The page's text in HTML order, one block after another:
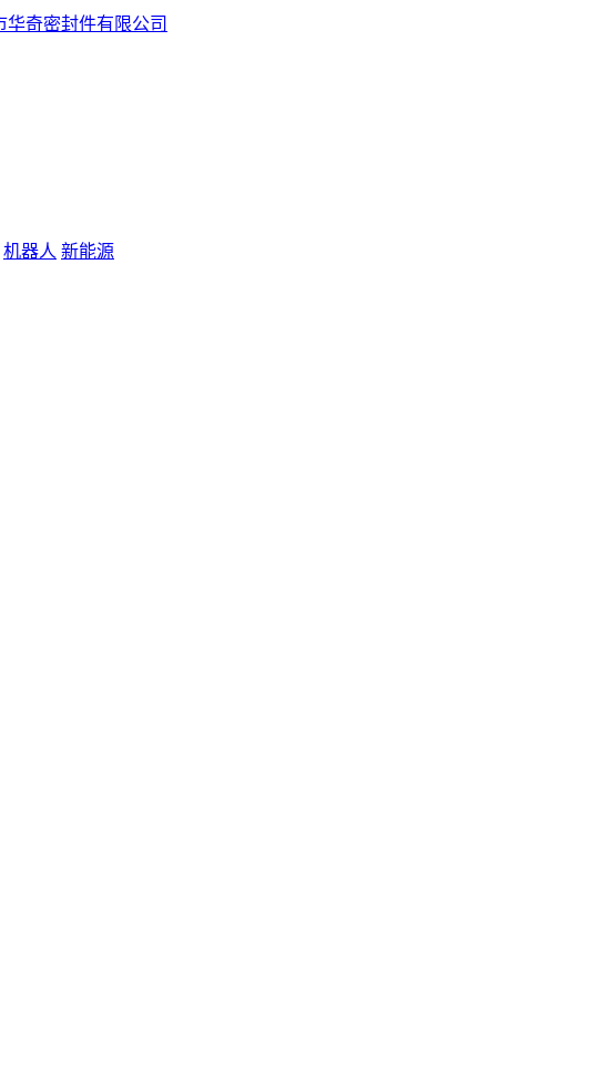
机器人 新能源